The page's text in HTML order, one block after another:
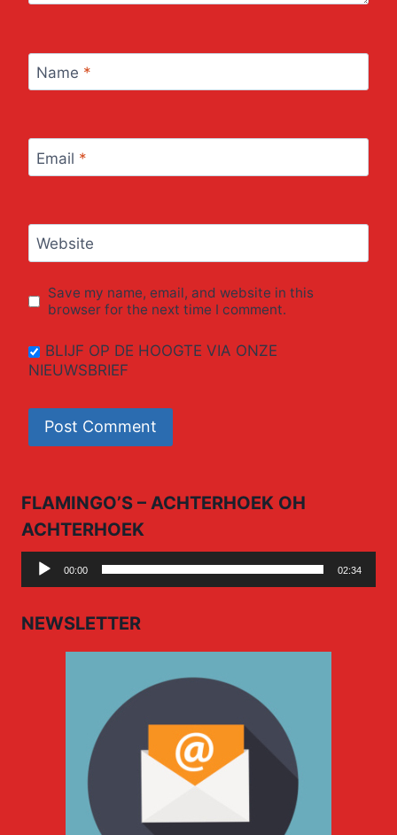
Name *
Email *
Website
Save my name, email, and website in this
browser for the next time I comment.
BLIJF OP DE HOOGTE VIA ONZE
NIEUWSBRIEF
FLAMINGO’S – ACHTERHOEK OH
ACHTERHOEK
Audio
Player
00:00 02:34
NEWSLETTER